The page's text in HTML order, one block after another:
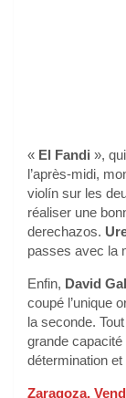
« El Fandi »,
l’après-midi,
violín sur les
réaliser une
derechazos.
passes avec la
Enfin, David
coupé l’unique
la seconde.
grande
détermination et
Zaragoza,